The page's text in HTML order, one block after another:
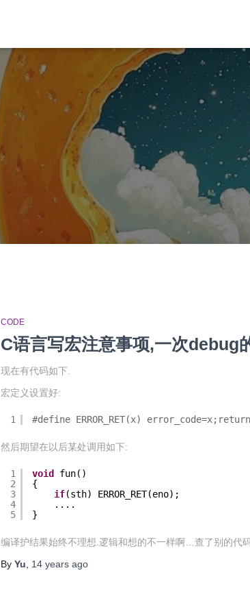
CODE
C语言写宏注意事项,一次debug
现在有代码如下.
宏定义设置好:
1 #define ERROR_RET(x)
然后期望在以后某处调用如下:
1
2
3
4
5
void
fun()
{
if(sth) ERROR_RET(eno);
....
}
编译护结果始终不理想.逻辑和想的不一样啊…查了别的代
By Yu 14 yearsago